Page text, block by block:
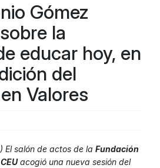
Gómez
la
educar hoy, en
del
Valores
El salón de actos de la Fundación
acogió una nueva sesión del